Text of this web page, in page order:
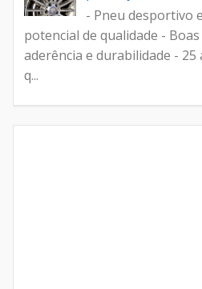
- Pneu desportivo
potencial de qualidade - Boas
aderência e durabilidade - 25
q...